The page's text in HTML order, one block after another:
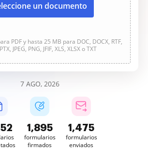
un documento
PDF y hasta 25 MB para DOC, DOCX, RTF,
JPEG, PNG, JFIF, XLS, XLSX o TXT
7 AGO, 2026
1,896
formularios
firmados
1,475
formularios
enviados